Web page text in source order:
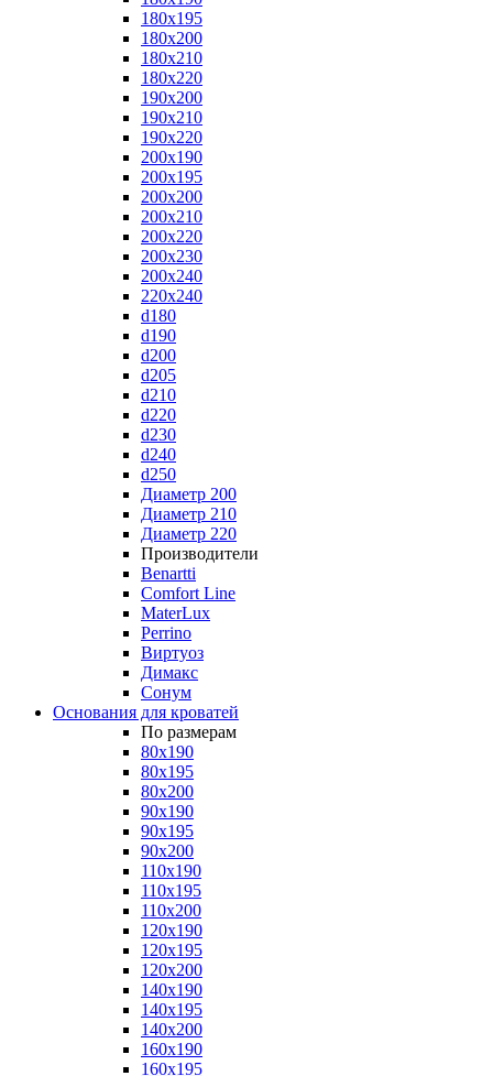
180x195
180x200
180x210
180x220
190x200
190x210
190x220
200x190
200x195
200x200
200x210
200x220
200x230
200x240
220x240
d180
d190
d200
d205
d210
d220
d230
d240
d250
Диаметр 200
Диаметр 210
Диаметр 220
Производители
Benartti
Comfort Line
MaterLux
Perrino
Виртуоз
Димакс
Сонум
Основания для кроватей
По размерам
80x190
80x195
80x200
90x190
90x195
90x200
110x190
110x195
110x200
120x190
120x195
120x200
140x190
140x195
140x200
160x190
160x195